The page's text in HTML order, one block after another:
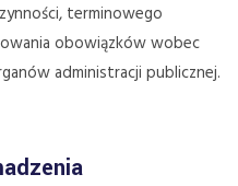
terminowego
obowiązków wobec
administracji publicznej.